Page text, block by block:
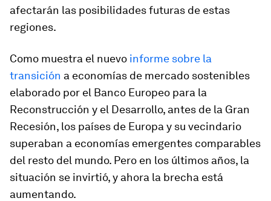
afectarán las posibilidades futuras de estas
regiones.
Como muestra el nuevo informe sobre la
transición a economías de mercado sostenibles
elaborado por el Banco Europeo para la
Reconstrucción y el Desarrollo, antes de la Gran
Recesión, los países de Europa y su vecindario
superaban a economías emergentes comparables
del resto del mundo. Pero en los últimos años, la
situación se invirtió, y ahora la brecha está
aumentando.